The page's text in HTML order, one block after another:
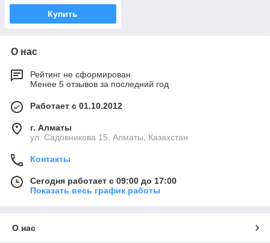
Купить
О нас
Рейтинг не сформирован
Менее 5 отзывов за последний год
Работает с 01.10.2012
г. Алматы
ул. Садовникова 15, Алматы, Казахстан
Контакты
Сегодня работает с 09:00 до 17:00
Показать весь график работы
О нас